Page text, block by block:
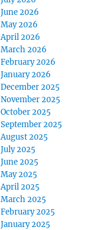
June 2026
May 2026
April 2026
March 2026
February 2026
January 2026
December 2025
November 2025
October 2025
September 2025
August 2025
July 2025
June 2025
May 2025
April 2025
March 2025
February 2025
January 2025